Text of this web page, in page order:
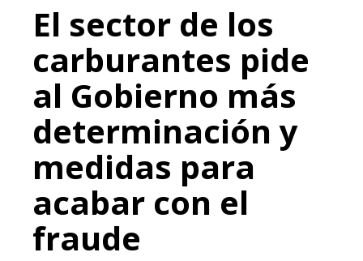
El sector de los
carburantes pide
al Gobierno más
determinación y
medidas para
acabar con el
fraude